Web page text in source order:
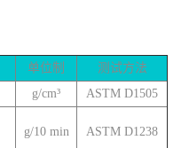
单位制
测试方法
g/cm³
ASTM D1505
g/10 min ASTM D1238